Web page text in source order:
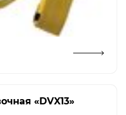
«DVX13»